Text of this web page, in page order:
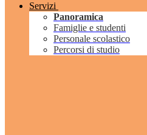
Servizi
Panoramica
Famiglie e studenti
Personale scolastico
Percorsi di studio